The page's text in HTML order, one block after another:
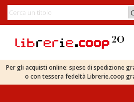
Per gli acquisti online: spese di spedizione
o con tessera fedeltà Librerie.coop